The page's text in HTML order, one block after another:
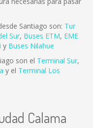
Santiago son: Tur
Sur, Buses ETM, EME
y Buses Nilahue
son el Terminal Sur,
y el Terminal Los
Calama